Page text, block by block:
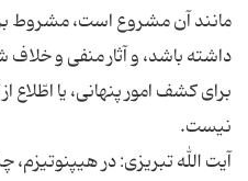
مانند آن مشروع است، مشروط بر
داشته باشد، و آثار منفى و
براى کشف امور پنهانى، یا اطّلاع
نیست.
آیت الله تبریزی: در